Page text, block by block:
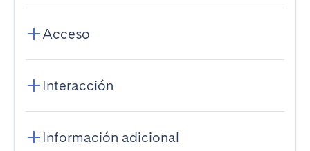
Acceso
Interacción
Información adicional